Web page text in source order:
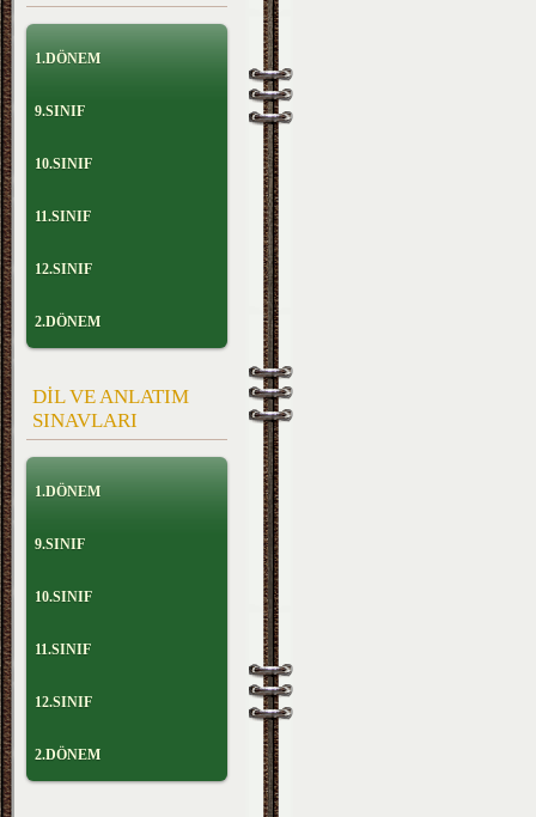
1.DÖNEM
9.SINIF
10.SINIF
11.SINIF
12.SINIF
2.DÖNEM
DİL VE ANLATIM
SINAVLARI
1.DÖNEM
9.SINIF
10.SINIF
11.SINIF
12.SINIF
2.DÖNEM